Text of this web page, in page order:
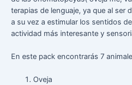
terapias de lenguaje, ya que al ser
a su vez a estimular los sentidos
actividad más interesante y
En este pack encontrarás 7
Oveja